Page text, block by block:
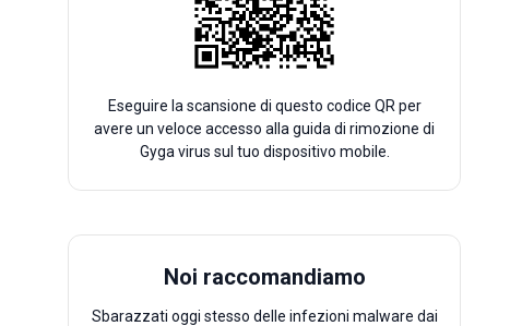
Eseguire la scansione di questo codice QR per
avere un veloce accesso alla guida di rimozione di
Gyga virus sul tuo dispositivo mobile.
Noi raccomandiamo
Sbarazzati oggi stesso delle infezioni malware dai